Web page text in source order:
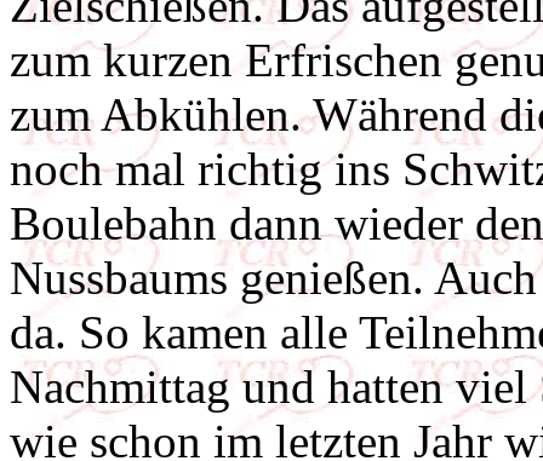
zum kurzen Erfrischen
zum Abkühlen. Während
noch mal richtig ins
Boulebahn dann wieder
Nussbaums genießen.
da. So kamen alle
Nachmittag und hatten viel
wie schon im letzten Jahr